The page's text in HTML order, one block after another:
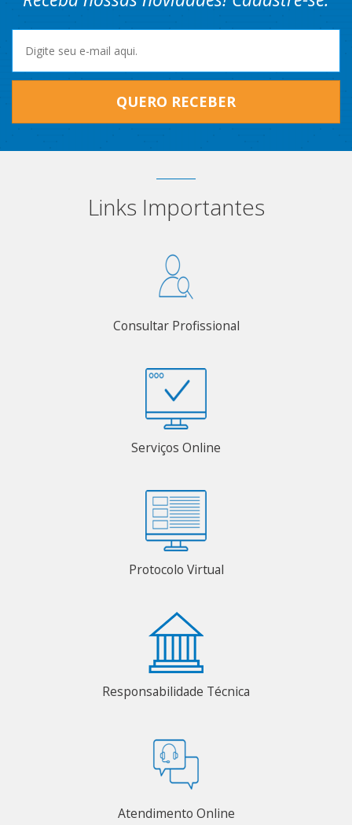
QUERO RECEBER
Links Importantes
Consultar Profissional
Serviços Online
Protocolo Virtual
Responsabilidade Técnica
Atendimento Online